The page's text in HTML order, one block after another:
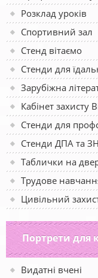
Розклад уроків
Спортивний зал
Стенд вітаємо
Стенди для
Зарубіжна
Кабінет захисту
Стенди для
Стенди ДПА та
Таблички на
Трудове
Цивільний
Портрети для
Видатні вчені